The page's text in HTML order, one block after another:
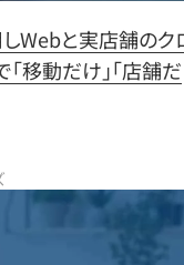
Webと実店舗のク
移動だけ」「店舗だ